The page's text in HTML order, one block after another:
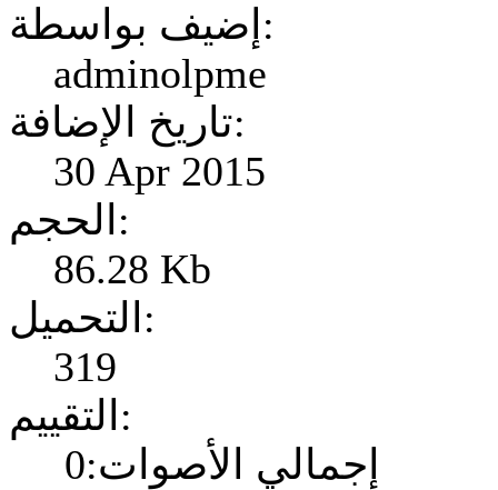
إضيف بواسطة:
adminolpme
تاريخ الإضافة:
30 Apr 2015
الحجم:
86.28 Kb
التحميل:
319
التقييم:
إجمالي الأصوات:0